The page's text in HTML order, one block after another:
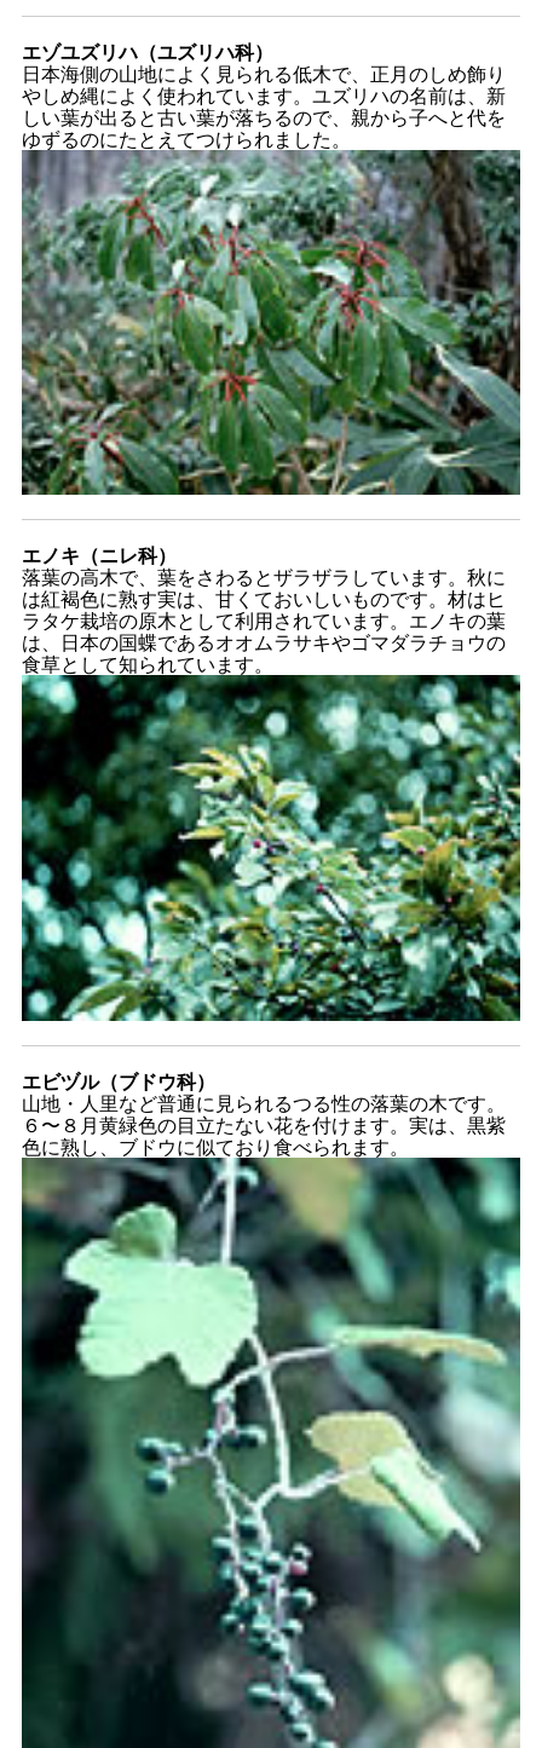
エゾユズリハ（ユズリハ科）
日本海側の山地によく見られる低木で、正月のしめ飾り
やしめ縄によく使われています。ユズリハの名前は、新
しい葉が出ると古い葉が落ちるので、親から子へと代を
ゆずるのにたとえてつけられました。
エノキ（ニレ科）
落葉の高木で、葉をさわるとザラザラしています。秋に
は紅褐色に熟す実は、甘くておいしいものです。材はヒ
ラタケ栽培の原木として利用されています。エノキの葉
は、日本の国蝶であるオオムラサキやゴマダラチョウの
食草として知られています。
エビヅル（ブドウ科）
山地・人里など普通に見られるつる性の落葉の木です。
６〜８月黄緑色の目立たない花を付けます。実は、黒紫
色に熟し、ブドウに似ており食べられます。